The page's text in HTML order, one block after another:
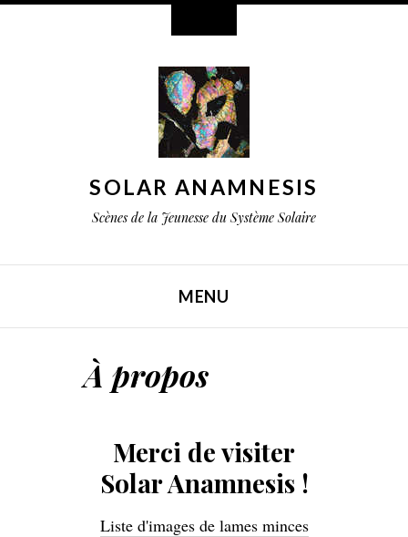
SOLAR ANAMNESIS
Scènes de la Jeunesse du Système Solaire
MENU
À propos
Merci de visiter
Solar Anamnesis !
Liste d'images de lames minces